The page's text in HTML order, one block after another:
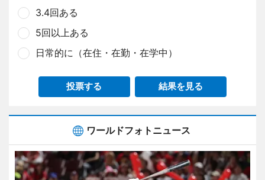
3.4回ある
5回以上ある
日常的に（在住・在勤・在学中）
投票する 結果を見る
ワールドフォトニュース